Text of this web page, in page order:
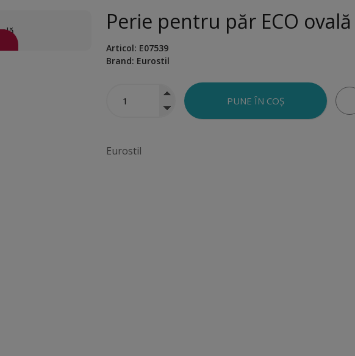
Perie pentru păr ECO ovală
Articol: E07539
Brand: Eurostil
Eurostil